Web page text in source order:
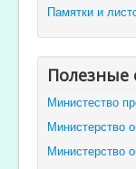
Памятки и
Полезные
Министество
Министерство
Министерство